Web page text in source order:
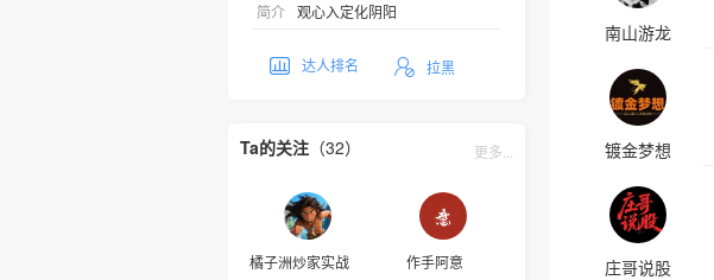
简介 观心入定化阴阳
达人排名 拉黑
Ta的关注 （32） 更多...
橘子洲炒家实战 作手阿意
南山游龙
镀金梦想
庄哥说股